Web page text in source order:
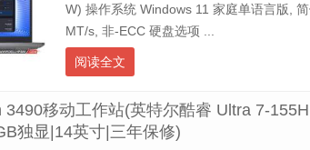
W) 操作系统 Windows 11 家庭单语言版,
MT/s, 非-ECC 硬盘选项 ...
阅读全文
移动工作站(英特尔酷睿 Ultra 7-
独显|14英寸|三年保修)